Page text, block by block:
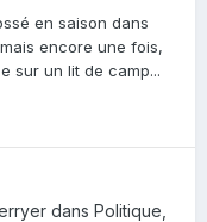
en saison dans
encore une fois,
sur un lit de camp...
dans Politique,